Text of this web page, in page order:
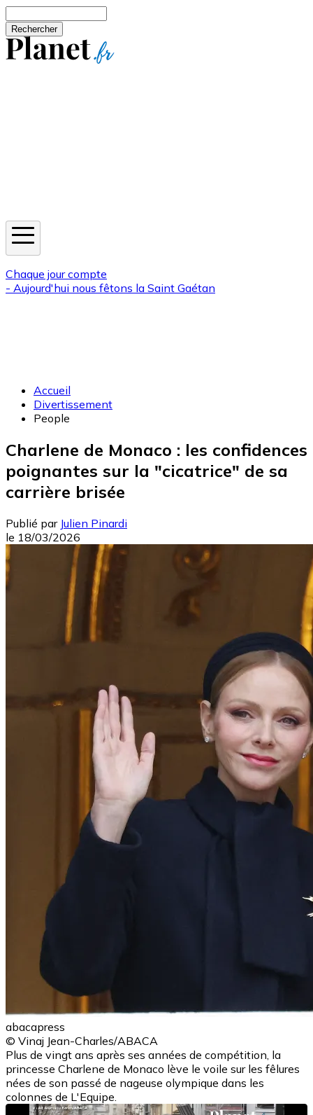
Chaque jour compte
- Aujourd'hui nous fêtons la Saint Gaétan
Accueil
Divertissement
People
Charlene de Monaco : les confidences
poignantes sur la "cicatrice" de sa
carrière brisée
Publié par Julien Pinardi
le 18/03/2026
abacapress
© Vinaj Jean-Charles/ABACA
Plus de vingt ans après ses années de compétition, la
princesse Charlene de Monaco lève le voile sur les fêlures
nées de son passé de nageuse olympique dans les
colonnes de L'Equipe.